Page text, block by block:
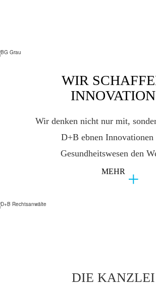
WIR
INNOVATION
Wir denken nicht nur mit,
D+B ebnen Innovationen
Gesundheitswesen den
MEHR
DIE KANZLEI